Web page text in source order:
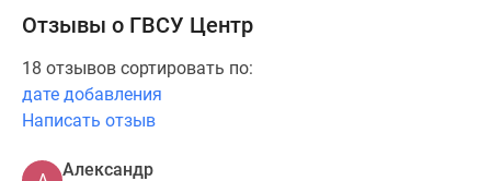
Отзывы о ГВСУ Центр
18 отзывов сортировать по:
дате добавления
Написать отзыв
Александр